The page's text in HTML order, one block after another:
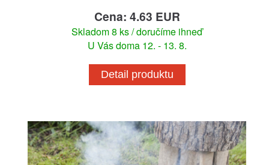
Cena: 4.63 EUR
Skladom 8 ks / doručíme ihneď
U Vás doma 12. - 13. 8.
Detail produktu